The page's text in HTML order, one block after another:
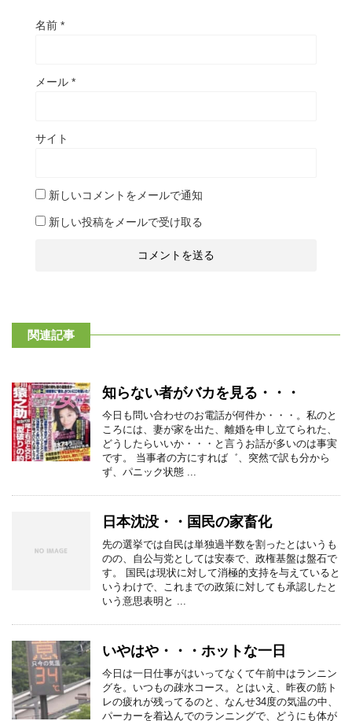
名前 *
メール *
サイト
新しいコメントをメールで通知
新しい投稿をメールで受け取る
関連記事
知らない者がバカを見る・・・
今日も問い合わせのお電話が何件か・・・。私のと
ころには、妻が家を出た、離婚を申し立てられた、
どうしたらいいか・・・と言うお話が多いのは事実
です。 当事者の方にすれば゛、突然で訳も分から
ず、パニック状態 ...
日本沈没・・国民の家畜化
先の選挙では自民は単独過半数を割ったとはいうも
のの、自公与党としては安泰で、政権基盤は盤石で
す。 国民は現状に対して消極的支持を与えていると
いうわけで、これまでの政策に対しても承認したと
いう意思表明と ...
いやはや・・・ホットな一日
今日は一日仕事がはいってなくて午前中はランニン
グを。いつもの疎水コース。とはいえ、昨夜の筋ト
レの疲れが残ってるのと、なんせ34度の気温の中、
パーカーを着込んでのランニングで、どうにも体が